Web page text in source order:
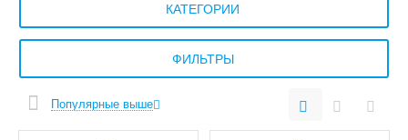
КАТЕГОРИИ
ФИЛЬТРЫ
Популярные выше